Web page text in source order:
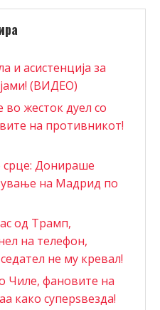
и асистенција за
(ВИДЕО)
во жесток дуел со
на противникот!
Донираше
на Мадрид по
од Трамп,
на телефон,
не му кревал!
Чиле, фановите на
како суперѕвезда!